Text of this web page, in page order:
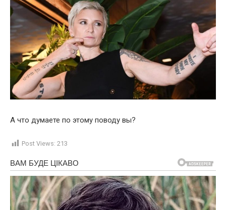
А что думаете по этому поводу вы?
Post Views: 213